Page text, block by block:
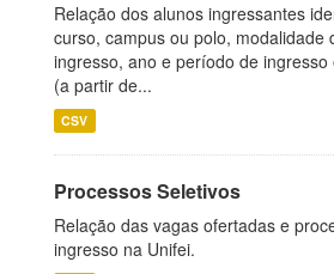
Relação dos alunos ingressantes
curso, campus ou polo, modalidade
ingresso, ano e período de ingresso
(a partir de...
CSV
Processos Seletivos
Relação das vagas ofertadas e
ingresso na Unifei.